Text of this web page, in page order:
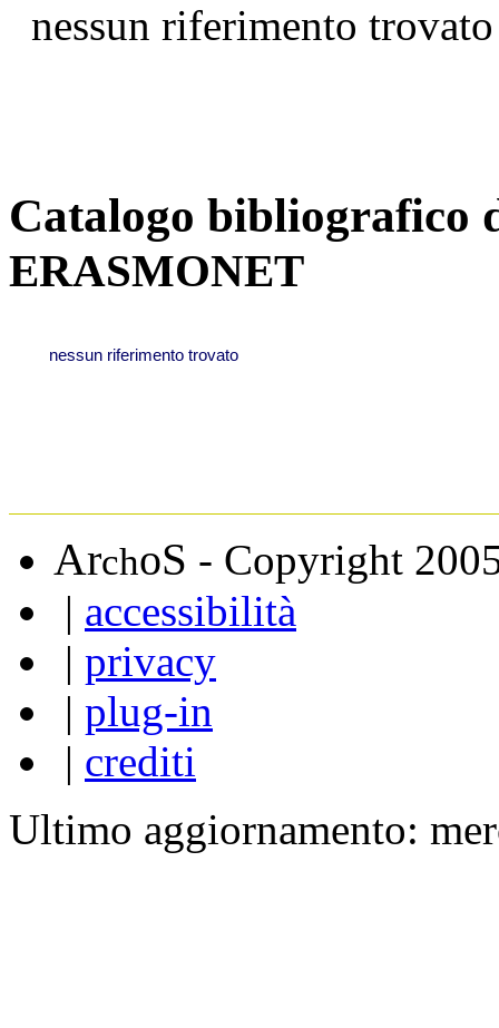
nessun riferimento trovato
Catalogo bibliografico
ERASMONET
ArchoS - Copyright
| accessibilità
| privacy
| plug-in
| crediti
Ultimo aggiornamento: